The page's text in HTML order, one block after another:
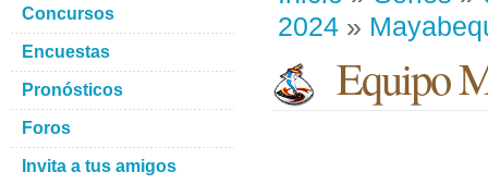
2024 »
Equipo
Concursos
Encuestas
Pronósticos
Foros
Invita a tus amigos